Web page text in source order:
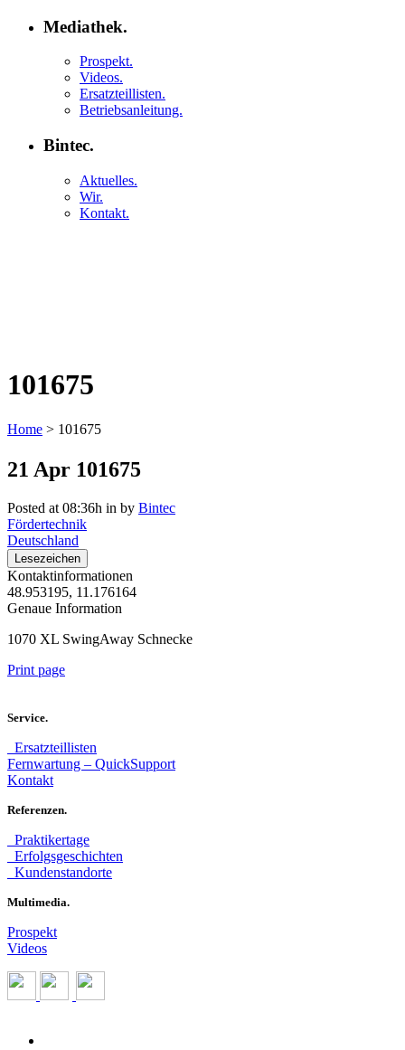
Mediathek.
Prospekt.
Videos.
Ersatzteillisten.
Betriebsanleitung.
Bintec.
Aktuelles.
Wir.
Kontakt.
101675
Home > 101675
21 Apr 101675
Posted at 08:36h in by Bintec
Fördertechnik
Deutschland
Lesezeichen
Kontaktinformationen
48.953195, 11.176164
Genaue Information
1070 XL SwingAway Schnecke
Print page
Service.
Ersatzteillisten
Fernwartung – QuickSupport
Kontakt
Referenzen.
Praktikertage
Erfolgsgeschichten
Kundenstandorte
Multimedia.
Prospekt
Videos